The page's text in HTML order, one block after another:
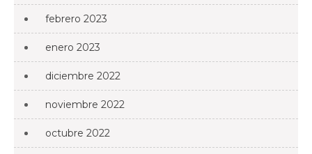
febrero 2023
enero 2023
diciembre 2022
noviembre 2022
octubre 2022